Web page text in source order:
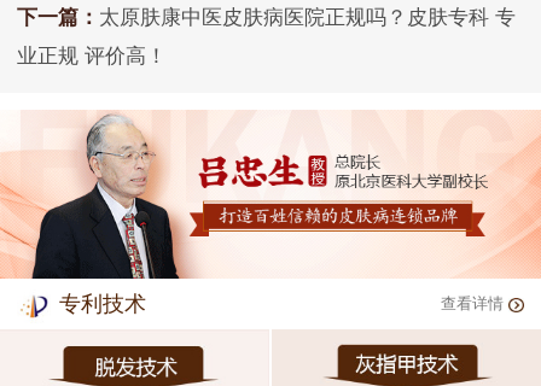
下一篇： 太原肤康中医皮肤病医院正规吗？皮肤专科 专
业正规 评价高！
专利技术 查看详情